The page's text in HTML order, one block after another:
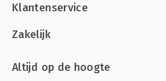
Klantenservice
Zakelijk
Altijd op de hoogte